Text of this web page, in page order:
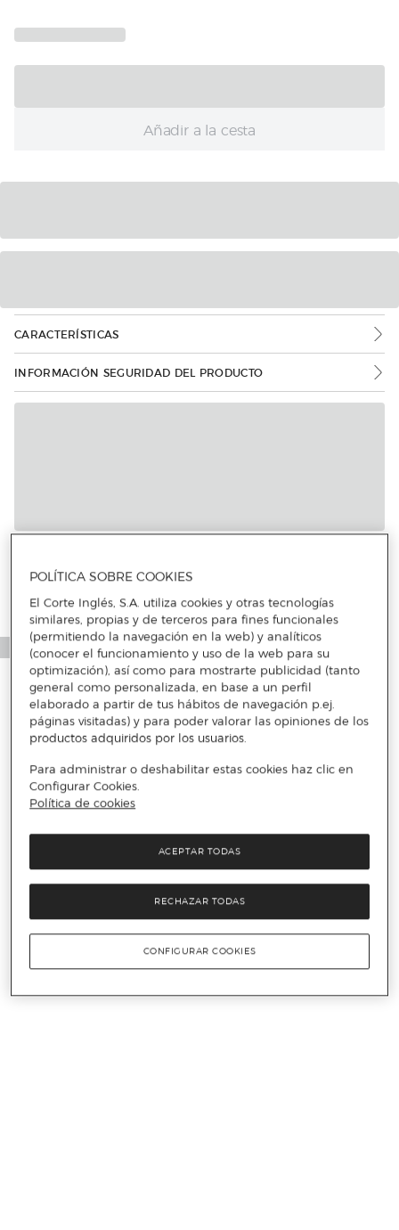
Añadir a la cesta
CARACTERÍSTICAS
INFORMACIÓN SEGURIDAD DEL PRODUCTO
POLÍTICA SOBRE COOKIES
El Corte Inglés, S.A. utiliza cookies y otras tecnologías
similares, propias y de terceros para fines funcionales
(permitiendo la navegación en la web) y analíticos
(conocer el funcionamiento y uso de la web para su
optimización), así como para mostrarte publicidad (tanto
general como personalizada, en base a un perfil
elaborado a partir de tus hábitos de navegación p.ej.
páginas visitadas) y para poder valorar las opiniones de los
productos adquiridos por los usuarios.
Para administrar o deshabilitar estas cookies haz clic en
Configurar Cookies.
Política de cookies
RECHAZAR TODAS
ACEPTAR TODAS
CONFIGURAR COOKIES